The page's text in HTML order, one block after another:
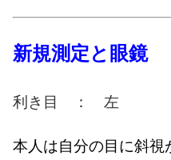
新規測定と眼鏡
利き目 ： 左
本人は自分の目に斜視